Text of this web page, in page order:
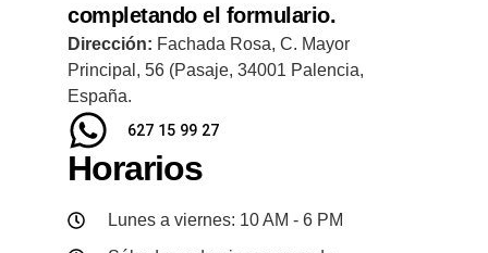
completando el formulario.
Dirección: Fachada Rosa, C. Mayor
Principal, 56 (Pasaje, 34001 Palencia,
España.
627 15 99 27
Horarios
Lunes a viernes: 10 AM - 6 PM